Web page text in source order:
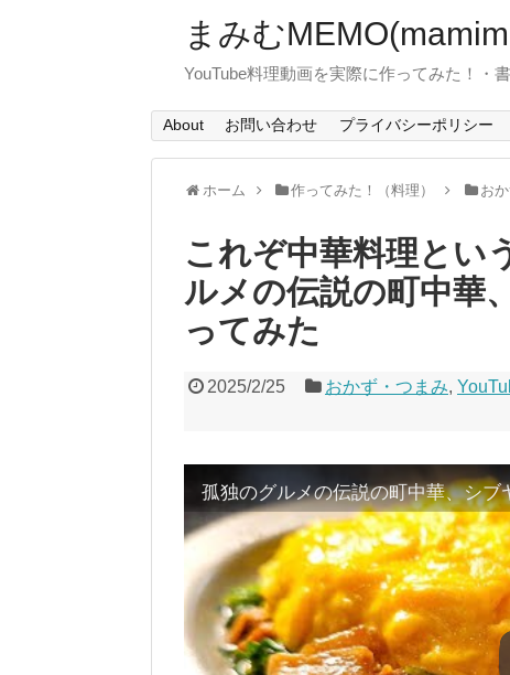
まみむ
YouTube料理動画を実際に作ってみた！・
About お問い合わせ プライバシーポリシー
ホーム 作ってみた！（料理） お
これぞ中華料理とい
ルメの伝説の町中華
ってみた
2025/2/25 おかず・つまみ,
孤独のグルメの伝説の町中華、シブ